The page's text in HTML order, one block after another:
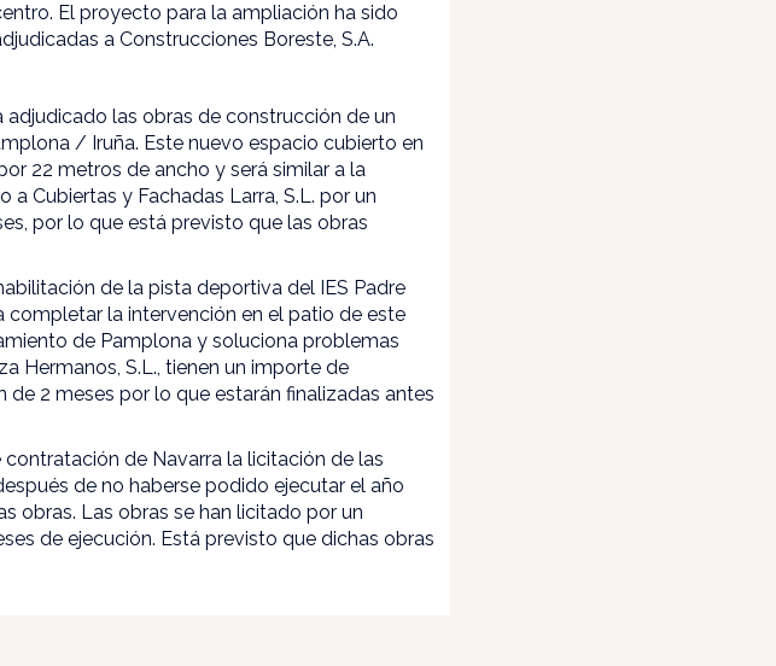
El proyecto para la ampliación ha sido
a Construcciones Boreste, S.A.
las obras de construcción de un
/ Iruña. Este nuevo espacio cubierto en
22 metros de ancho y será similar a la
a Cubiertas y Fachadas Larra, S.L. por un
por lo que está previsto que las obras
de la pista deportiva del IES Padre
completar la intervención en el patio de este
de Pamplona y soluciona problemas
Hermanos, S.L., tienen un importe de
2 meses por lo que estarán finalizadas antes
de Navarra la licitación de las
de no haberse podido ejecutar el año
obras. Las obras se han licitado por un
de ejecución. Está previsto que dichas obras